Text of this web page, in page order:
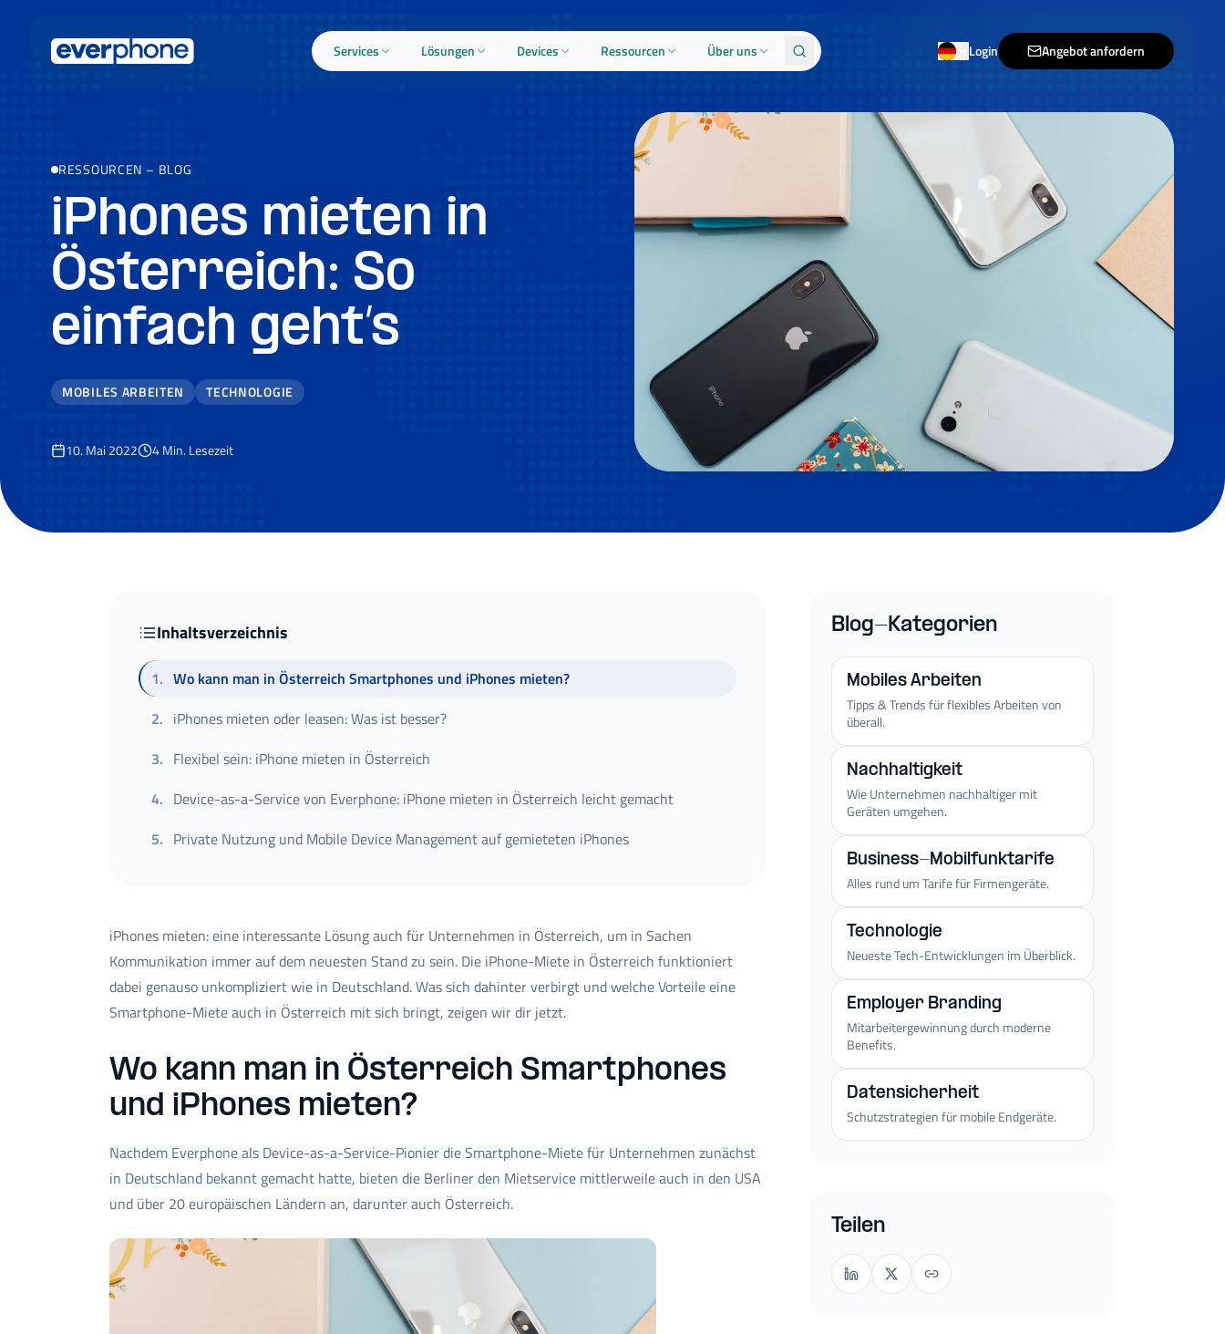
Services Lösungen Devices Ressourcen Über uns Login Angebot anfordern
RESSOURCEN – BLOG
iPhones mieten in
Österreich: So
einfach geht’s
MOBILES ARBEITEN TECHNOLOGIE
10. Mai 2022 4Min. Lesezeit
Inhaltsverzeichnis
1. Wo kann man in Österreich Smartphones und iPhones mieten?
2. iPhones mieten oder leasen: Was ist besser?
3. Flexibel sein: iPhone mieten in Österreich
4. Device-as-a-Service von Everphone: iPhone mieten in Österreich leicht gemacht
5. Private Nutzung und Mobile Device Management auf gemieteten iPhones
iPhones mieten: eine interessante Lösung auch für Unternehmen in Österreich, um in Sachen
Kommunikation immer auf dem neuesten Stand zu sein. Die iPhone-Miete in Österreich funktioniert
dabei genauso unkompliziert wie in Deutschland. Was sich dahinter verbirgt und welche Vorteile eine
Smartphone-Miete auch in Österreich mit sich bringt, zeigen wir dir jetzt.
Wo kann man in Österreich Smartphones
und iPhones mieten?
Nachdem Everphone als Device-as-a-Service-Pionier die Smartphone-Miete für Unternehmen zunächst
in Deutschland bekannt gemacht hatte, bieten die Berliner den Mietservice mittlerweile auch in den USA
und über 20 europäischen Ländern an, darunter auch Österreich.
Blog-Kategorien
Mobiles Arbeiten
Tipps & Trends für flexibles Arbeiten von
überall.
Nachhaltigkeit
Wie Unternehmen nachhaltiger mit
Geräten umgehen.
Business-Mobilfunktarife
Alles rund um Tarife für Firmengeräte.
Technologie
Neueste Tech-Entwicklungen im Überblick.
Employer Branding
Mitarbeitergewinnung durch moderne
Benefits.
Datensicherheit
Schutzstrategien für mobile Endgeräte.
Teilen